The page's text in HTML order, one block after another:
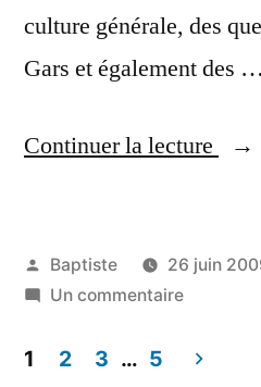
culture générale, des
Gars et également des …
Continuer la lecture
« 8
20h
Publié
par
Baptiste 26 juin
Un commentairesur
juillet
1 2 3 … 5